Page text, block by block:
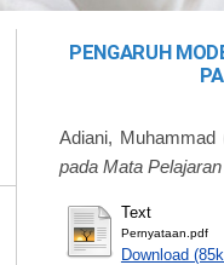
PENGARUH
Adiani, Muhammad
pada Mata
Text
Pernyataan.pdf
Download